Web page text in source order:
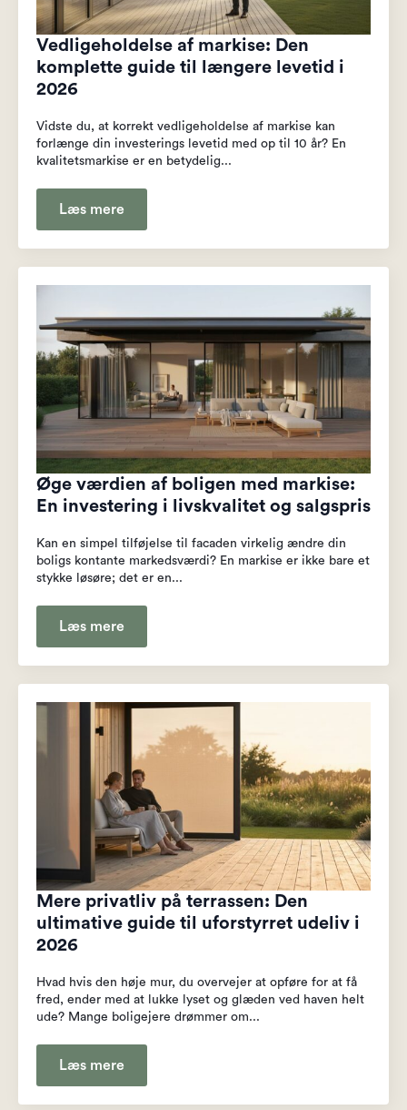
Vedligeholdelse af markise: Den
komplette guide til længere levetid i
2026
Vidste du, at korrekt vedligeholdelse af markise kan
forlænge din investerings levetid med op til 10 år? En
kvalitetsmarkise er en betydelig...
Læs mere
Øge værdien af boligen med markise:
En investering i livskvalitet og salgspris
Kan en simpel tilføjelse til facaden virkelig ændre din
boligs kontante markedsværdi? En markise er ikke bare et
stykke løsøre; det er en...
Læs mere
Mere privatliv på terrassen: Den
ultimative guide til uforstyrret udeliv i
2026
Hvad hvis den høje mur, du overvejer at opføre for at få
fred, ender med at lukke lyset og glæden ved haven helt
ude? Mange boligejere drømmer om...
Læs mere